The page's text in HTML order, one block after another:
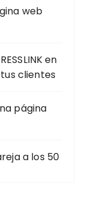
web
en
clientes
página
a los 50